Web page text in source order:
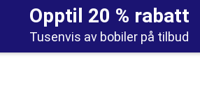
Opptil 20 % rabatt
Tusenvis av bobiler på tilbud